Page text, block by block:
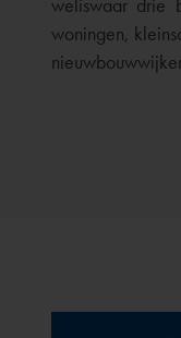
weliswaar drie
woningen,